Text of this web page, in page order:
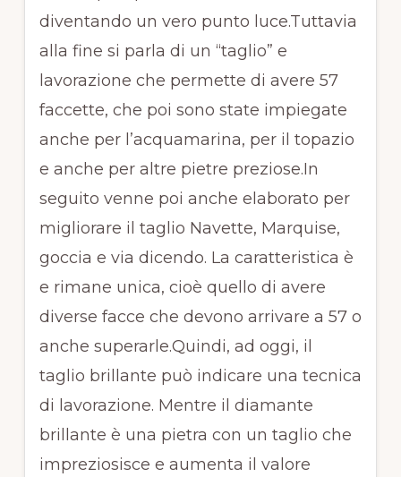
diventando un vero punto luce.Tuttavia
alla fine si parla di un “taglio” e
lavorazione che permette di avere 57
faccette, che poi sono state impiegate
anche per l’acquamarina, per il topazio
e anche per altre pietre preziose.In
seguito venne poi anche elaborato per
migliorare il taglio Navette, Marquise,
goccia e via dicendo. La caratteristica è
e rimane unica, cioè quello di avere
diverse facce che devono arrivare a 57 o
anche superarle.Quindi, ad oggi, il
taglio brillante può indicare una tecnica
di lavorazione. Mentre il diamante
brillante è una pietra con un taglio che
impreziosisce e aumenta il valore